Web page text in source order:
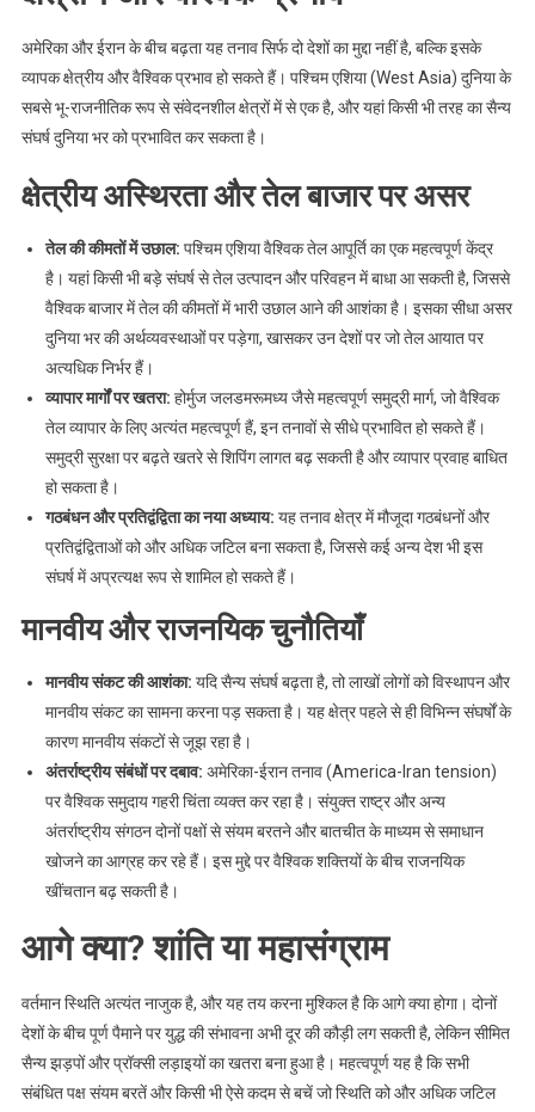
अमेरिका और ईरान के बीच बढ़ता यह तनाव सिर्फ दो देशों का मुद्दा नहीं है, बल्कि इसके
व्यापक क्षेत्रीय और वैश्विक प्रभाव हो सकते हैं। पश्चिम एशिया (West Asia) दुनिया के
सबसे भू-राजनीतिक रूप से संवेदनशील क्षेत्रों में से एक है, और यहां किसी भी तरह का सैन्य
संघर्ष दुनिया भर को प्रभावित कर सकता है।
क्षेत्रीय अस्थिरता और तेल बाजार पर असर
तेल की कीमतों में उछाल: पश्चिम एशिया वैश्विक तेल आपूर्ति का एक महत्वपूर्ण केंद्र
है। यहां किसी भी बड़े संघर्ष से तेल उत्पादन और परिवहन में बाधा आ सकती है, जिससे
वैश्विक बाजार में तेल की कीमतों में भारी उछाल आने की आशंका है। इसका सीधा असर
दुनिया भर की अर्थव्यवस्थाओं पर पड़ेगा, खासकर उन देशों पर जो तेल आयात पर
अत्यधिक निर्भर हैं।
व्यापार मार्गों पर खतरा: होर्मुज जलडमरूमध्य जैसे महत्वपूर्ण समुद्री मार्ग, जो वैश्विक
तेल व्यापार के लिए अत्यंत महत्वपूर्ण हैं, इन तनावों से सीधे प्रभावित हो सकते हैं।
समुद्री सुरक्षा पर बढ़ते खतरे से शिपिंग लागत बढ़ सकती है और व्यापार प्रवाह बाधित
हो सकता है।
गठबंधन और प्रतिद्वंद्विता का नया अध्याय: यह तनाव क्षेत्र में मौजूदा गठबंधनों और
प्रतिद्वंद्विताओं को और अधिक जटिल बना सकता है, जिससे कई अन्य देश भी इस
संघर्ष में अप्रत्यक्ष रूप से शामिल हो सकते हैं।
मानवीय और राजनयिक चुनौतियाँ
मानवीय संकट की आशंका: यदि सैन्य संघर्ष बढ़ता है, तो लाखों लोगों को विस्थापन और
मानवीय संकट का सामना करना पड़ सकता है। यह क्षेत्र पहले से ही विभिन्न संघर्षों के
कारण मानवीय संकटों से जूझ रहा है।
अंतर्राष्ट्रीय संबंधों पर दबाव: अमेरिका-ईरान तनाव (America-Iran tension)
पर वैश्विक समुदाय गहरी चिंता व्यक्त कर रहा है। संयुक्त राष्ट्र और अन्य
अंतर्राष्ट्रीय संगठन दोनों पक्षों से संयम बरतने और बातचीत के माध्यम से समाधान
खोजने का आग्रह कर रहे हैं। इस मुद्दे पर वैश्विक शक्तियों के बीच राजनयिक
खींचतान बढ़ सकती है।
आगे क्या? शांति या महासंग्राम
वर्तमान स्थिति अत्यंत नाजुक है, और यह तय करना मुश्किल है कि आगे क्या होगा। दोनों
देशों के बीच पूर्ण पैमाने पर युद्ध की संभावना अभी दूर की कौड़ी लग सकती है, लेकिन सीमित
सैन्य झड़पों और प्रॉक्सी लड़ाइयों का खतरा बना हुआ है। महत्वपूर्ण यह है कि सभी
संबंधित पक्ष संयम बरतें और किसी भी ऐसे कदम से बचें जो स्थिति को और अधिक जटिल